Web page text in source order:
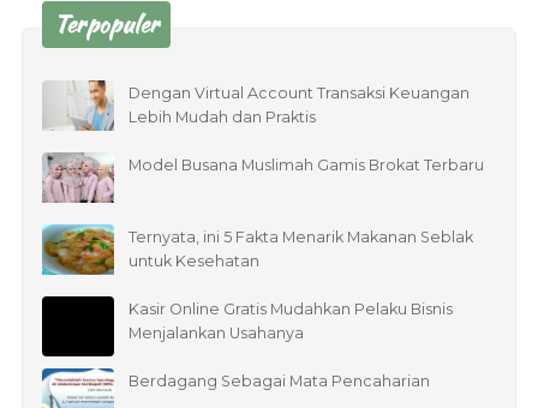
Terpopuler
Dengan Virtual Account Transaksi Keuangan
Lebih Mudah dan Praktis
Model Busana Muslimah Gamis Brokat Terbaru
Ternyata, ini 5 Fakta Menarik Makanan Seblak
untuk Kesehatan
Kasir Online Gratis Mudahkan Pelaku Bisnis
Menjalankan Usahanya
Berdagang Sebagai Mata Pencaharian